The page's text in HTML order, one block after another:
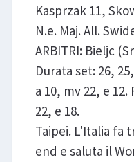
Kasprzak 11,
N.e. Maj. All.
ARBITRI: Bieljc
Durata set: 26,
a 10, mv 22, e
22, e 18.
Taipei. L'Italia fa
end e saluta il